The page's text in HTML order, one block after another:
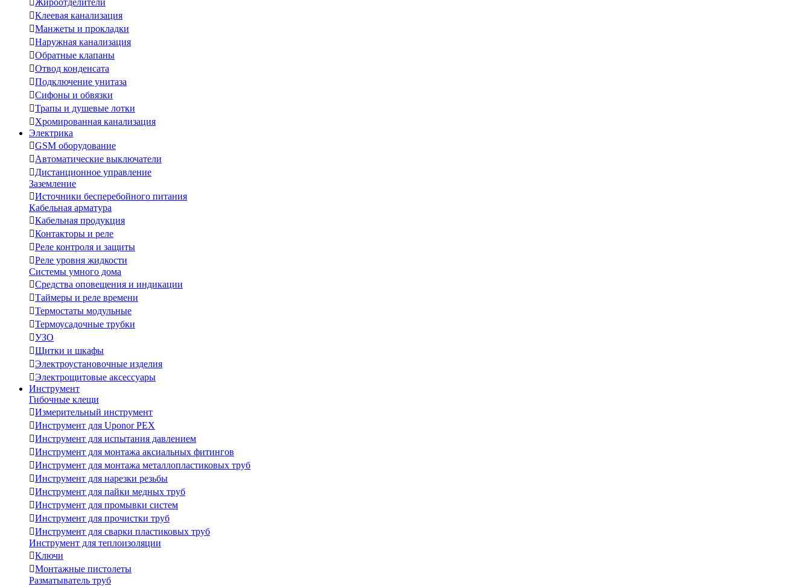
Жироотделители
Клеевая канализация
Манжеты и прокладки
Наружная канализация
Обратные клапаны
Отвод конденсата
Подключение унитаза
Сифоны и обвязки
Трапы и душевые лотки
Хромированная канализация
Электрика
GSM оборудование
Автоматические выключатели
Дистанционное управление
Заземление
Источники бесперебойного питания
Кабельная арматура
Кабельная продукция
Контакторы и реле
Реле контроля и защиты
Реле уровня жидкости
Системы умного дома
Средства оповещения и индикации
Таймеры и реле времени
Термостаты модульные
Термоусадочные трубки
УЗО
Щитки и шкафы
Электроустановочные изделия
Электрощитовые аксессуары
Инструмент
Гибочные клещи
Измерительный инструмент
Инструмент для Uponor PEX
Инструмент для испытания давлением
Инструмент для монтажа аксиальных фитингов
Инструмент для монтажа металлопластиковых труб
Инструмент для нарезки резьбы
Инструмент для пайки медных труб
Инструмент для промывки систем
Инструмент для прочистки труб
Инструмент для сварки пластиковых труб
Инструмент для теплоизоляции
Ключи
Монтажные пистолеты
Разматыватель труб